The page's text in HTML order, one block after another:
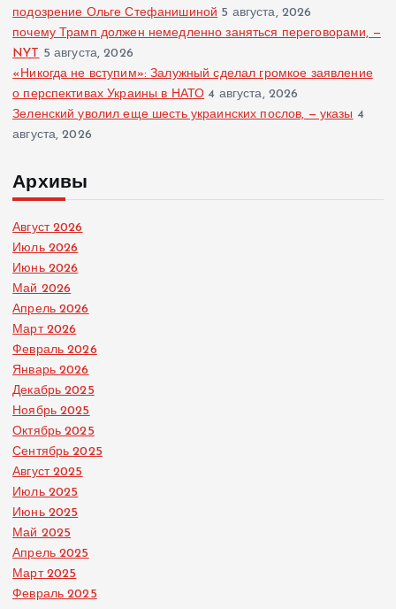
подозрение Ольге Стефанишиной 5 августа, 2026
почему Трамп должен немедленно заняться переговорами, —
NYT 5 августа, 2026
«Никогда не вступим»: Залужный сделал громкое заявление
о перспективах Украины в НАТО 4 августа, 2026
Зеленский уволил еще шесть украинских послов, — указы 4
августа, 2026
Архивы
Август 2026
Июль 2026
Июнь 2026
Май 2026
Апрель 2026
Март 2026
Февраль 2026
Январь 2026
Декабрь 2025
Ноябрь 2025
Октябрь 2025
Сентябрь 2025
Август 2025
Июль 2025
Июнь 2025
Май 2025
Апрель 2025
Март 2025
Февраль 2025